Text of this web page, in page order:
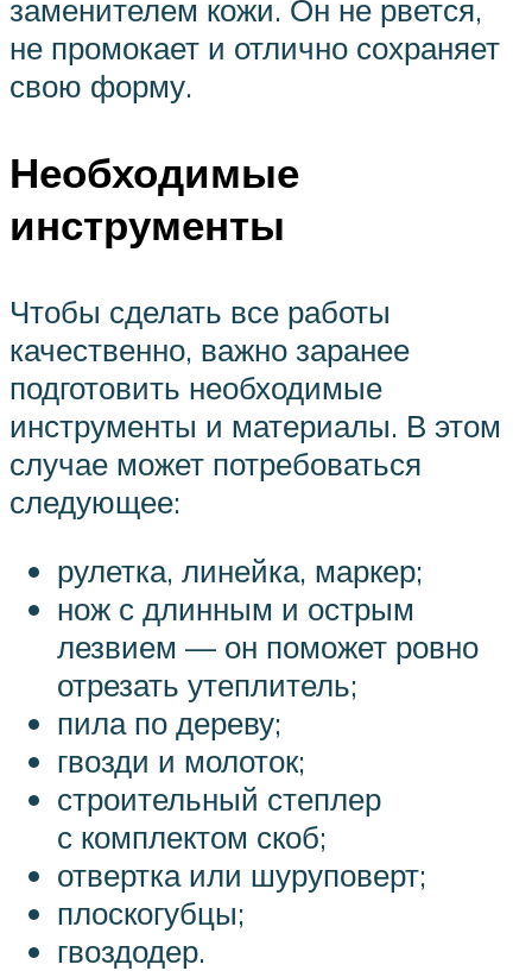
заменителем кожи. Он не рвется,
не промокает и отлично сохраняет
свою форму.
Необходимые
инструменты
Чтобы сделать все работы
качественно, важно заранее
подготовить необходимые
инструменты и материалы. В этом
случае может потребоваться
следующее:
рулетка, линейка, маркер;
нож с длинным и острым
лезвием — он поможет ровно
отрезать утеплитель;
пила по дереву;
гвозди и молоток;
строительный степлер
с комплектом скоб;
отвертка или шуруповерт;
плоскогубцы;
гвоздодер.